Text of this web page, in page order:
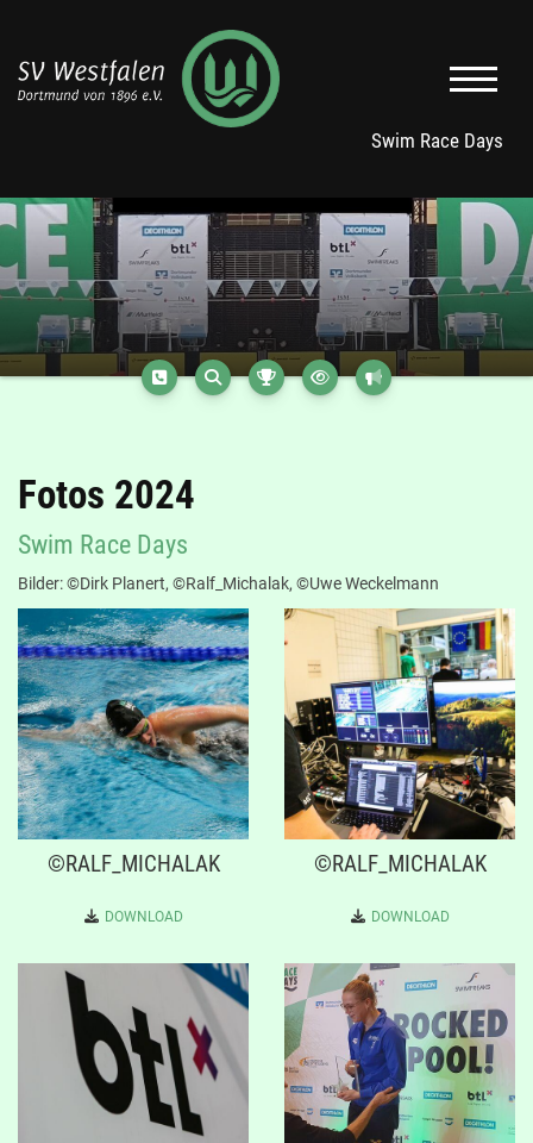
Swim Race Days
Fotos 2024
Swim Race Days
Bilder: ©Dirk Planert, ©Ralf_Michalak, ©Uwe Weckelmann
©RALF_MICHALAK
DOWNLOAD
©RALF_MICHALAK
DOWNLOAD